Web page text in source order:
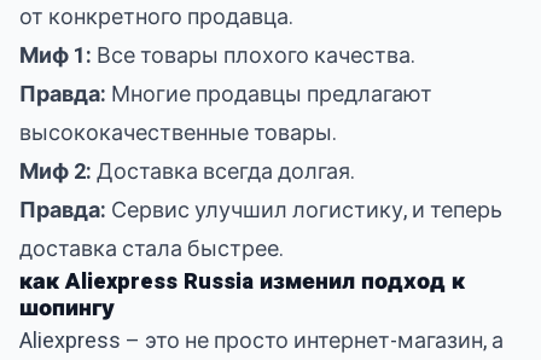
от конкретного продавца.
Миф 1: Все товары плохого качества.
Правда: Многие продавцы предлагают
высококачественные товары.
Миф 2:Доставка всегда долгая.
Правда: Сервис улучшил логистику, и теперь
доставка стала быстрее.
как Aliexpress Russia изменил подход к
шопингу
Aliexpress – это не просто интернет-магазин, а